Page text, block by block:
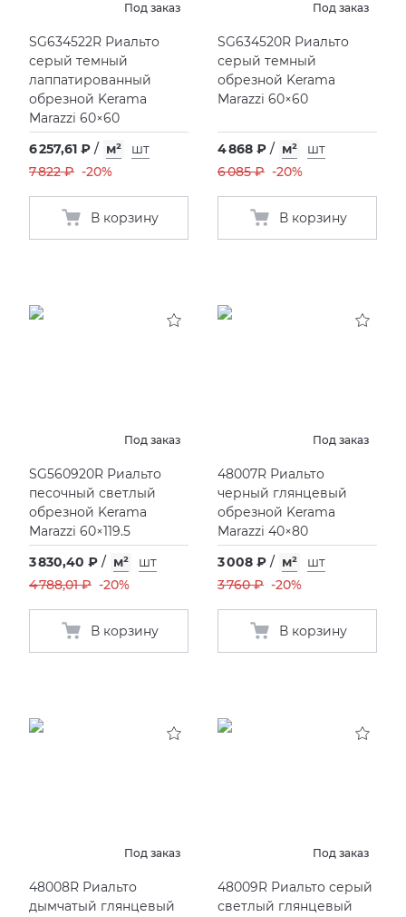
Под заказ
SG634522R Риальто
серый темный
лаппатированный
обрезной Kerama
Marazzi 60×60
6 257,61 ₽ / м²
шт
7 822 ₽ -20%
В корзину
Под заказ
SG634520R Риальто
серый темный
обрезной Kerama
Marazzi 60×60
4 868 ₽ / м²
шт
6 085 ₽ -20%
В корзину
Под заказ
SG560920R Риальто
песочный светлый
обрезной Kerama
Marazzi 60×119.5
3 830,40 ₽ / м²
шт
4 788,01 ₽ -20%
В корзину
Под заказ
48007R Риальто
черный глянцевый
обрезной Kerama
Marazzi 40×80
3 008 ₽ / м²
шт
3 760 ₽ -20%
В корзину
Под заказ
48008R Риальто
дымчатый глянцевый
Под заказ
48009R Риальто серый
светлый глянцевый